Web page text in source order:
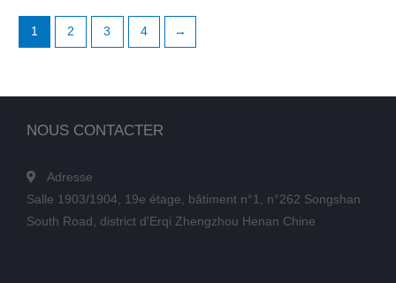
1 2 3 4 →
NOUS CONTACTER
Adresse
Salle 1903/1904, 19e étage, bâtiment n°1, n°262 Songshan
South Road, district d'Erqi Zhengzhou Henan Chine